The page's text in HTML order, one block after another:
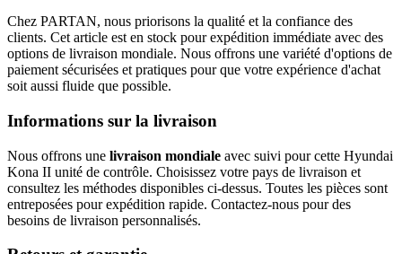
Chez PARTAN, nous priorisons la qualité et la confiance des
clients. Cet article est en stock pour expédition immédiate avec des
options de livraison mondiale. Nous offrons une variété d'options de
paiement sécurisées et pratiques pour que votre expérience d'achat
soit aussi fluide que possible.
Informations sur la livraison
Nous offrons une livraison mondiale avec suivi pour cette Hyundai
Kona II unité de contrôle. Choisissez votre pays de livraison et
consultez les méthodes disponibles ci-dessus. Toutes les pièces sont
entreposées pour expédition rapide. Contactez-nous pour des
besoins de livraison personnalisés.